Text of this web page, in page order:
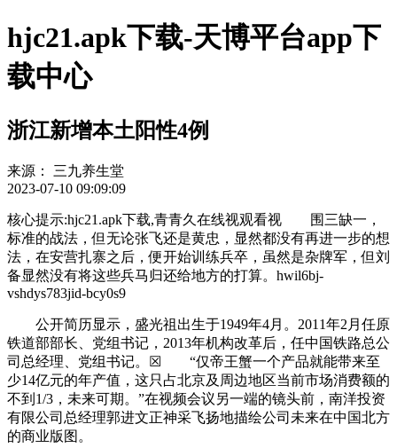
hjc21.apk下载-天博平台app下
载中心
浙江新增本土阳性4例
来源：
三九养生堂
2023-07-10 09:09:09
核心提示:hjc21.apk下载,青青久在线视观看视 围三缺一，
标准的战法，但无论张飞还是黄忠，显然都没有再进一步的想
法，在安营扎寨之后，便开始训练兵卒，虽然是杂牌军，但刘
备显然没有将这些兵马归还给地方的打算。hwil6bj-
vshdys783jid-bcy0s9
公开简历显示，盛光祖出生于1949年4月。2011年2月任原
铁道部部长、党组书记，2013年机构改革后，任中国铁路总公
司总经理、党组书记。☒ “仅帝王蟹一个产品就能带来至
少14亿元的年产值，这只占北京及周边地区当前市场消费额的
不到1/3，未来可期。”在视频会议另一端的镜头前，南洋投资
有限公司总经理郭进文正神采飞扬地描绘公司未来在中国北方
的商业版图。